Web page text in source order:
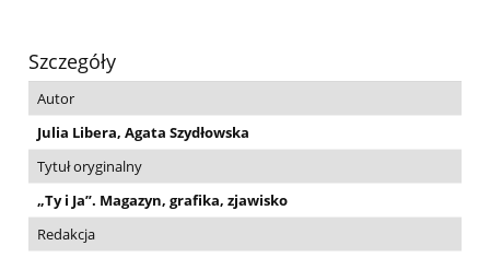
Szczegóły
Autor
Julia Libera, Agata Szydłowska
Tytuł oryginalny
„Ty i Ja”. Magazyn, grafika, zjawisko
Redakcja